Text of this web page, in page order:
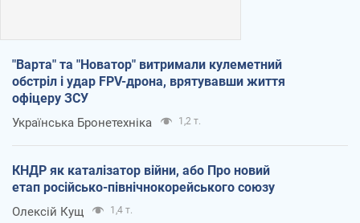
"Варта" та "Новатор" витримали кулеметний
обстріл і удар FPV-дрона, врятувавши життя
офіцеру ЗСУ
Українська Бронетехніка 1,2 т.
КНДР як каталізатор війни, або Про новий
етап російсько-північнокорейського союзу
Олексій Кущ 1,4 т.